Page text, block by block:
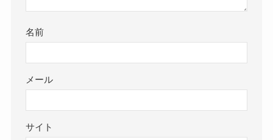
名前
メール
サイト